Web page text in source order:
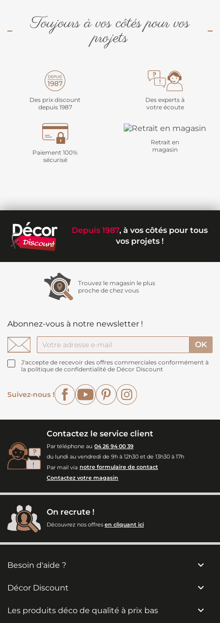
Toujours à vos côtés pour vos
projets
Des prix discount
depuis 1987
Des experts à
votre écoute
Paiement 100%
sécurisé
Retrait en
magasin
Depuis 1987, à vos côtés pour tous
vos projets !
Trouvez le magasin le plus
proche de chez vous
Abonnez-vous à notre newsletter !
J'accepte de recevoir des offres commerciales conformément à
la politique de confidentialité de Décor Discount
Suivez-nous !
FacebookYouTubePinterest
Contactez le service client
Par téléphone au 04 26 94 00 39
du lundi au vendredi de 9h à 12h30 et de 13h30 à 17h
Par mail via notre formulaire de contact
Contactez votre magasin
On recrute !
Découvrez nos offres en cliquant ici
Besoin d'aide ? 
Décor Discount 
Les produits déco de qualité à prix bas 